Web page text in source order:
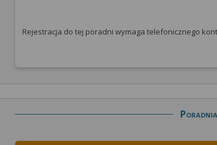
Rejestracja do tej poradni wymaga telefonicznego